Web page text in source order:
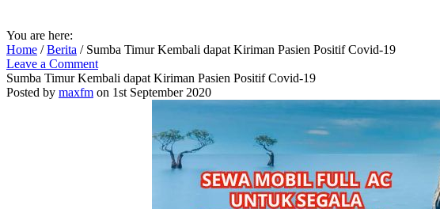
You are here:
Home /Berita / Sumba Timur Kembali dapat Kiriman Pasien Positif Covid-19
Leave a Comment
Sumba Timur Kembali dapat Kiriman Pasien Positif Covid-19
Posted by maxfm on 1st September 2020